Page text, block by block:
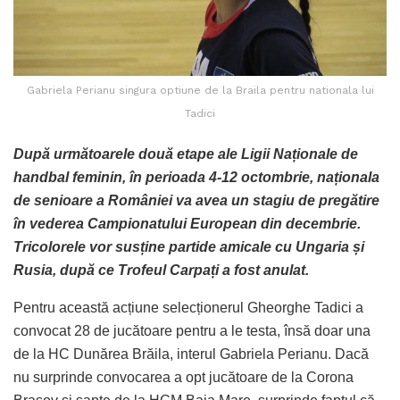
Gabriela Perianu singura optiune de la Braila pentru nationala lui
Tadici
După următoarele două etape ale Ligii Naționale de
handbal feminin, în perioada 4-12 octombrie, naționala
de senioare a României va avea un stagiu de pregătire
în vederea Campionatului European din decembrie.
Tricolorele vor susține partide amicale cu Ungaria și
Rusia, după ce Trofeul Carpați a fost anulat.
Pentru această acțiune selecționerul Gheorghe Tadici a
convocat 28 de jucătoare pentru a le testa, însă doar una
de la HC Dunărea Brăila, interul Gabriela Perianu. Dacă
nu surprinde convocarea a opt jucătoare de la Corona